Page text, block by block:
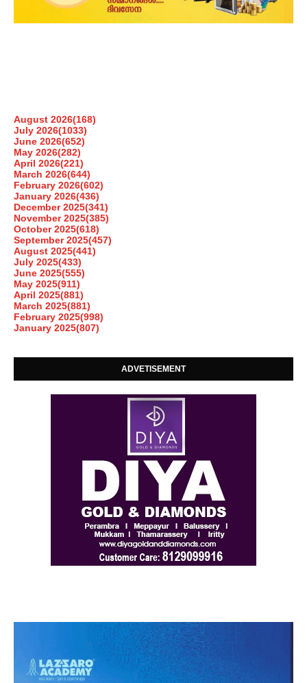
August 2026(168)
July 2026(1033)
June 2026(652)
May 2026(282)
April 2026(221)
March 2026(644)
February 2026(602)
January 2026(436)
December 2025(341)
November 2025(385)
October 2025(618)
September 2025(457)
August 2025(441)
July 2025(433)
June 2025(555)
May 2025(911)
April 2025(881)
March 2025(881)
February 2025(998)
January 2025(807)
ADVETISEMENT